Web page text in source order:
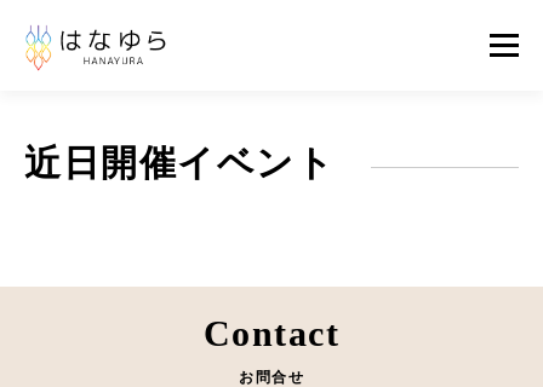
メニ
ABOUT
オンラインショップ お問合せ
CONTACT
近日開催イベント
Contact
お問合せ